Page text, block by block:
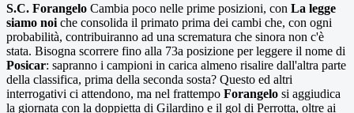
S.C. Forangelo Cambia poco nelle prime posizioni, con La legge
siamo noi che consolida il primato prima dei cambi che, con ogni
probabilità, contribuiranno ad una scrematura che sinora non c'è
stata. Bisogna scorrere fino alla 73a posizione per leggere il nome di
Posicar: sapranno i campioni in carica almeno risalire dall'altra parte
della classifica, prima della seconda sosta? Questo ed altri
interrogativi ci attendono, ma nel frattempo Forangelo si aggiudica
la giornata con la doppietta di Gilardino e il gol di Perrotta, oltre ai